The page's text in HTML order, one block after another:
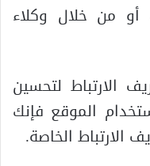
أو من خلال وكلاء
الارتباط لتحسين
الموقع فإنك
الخاصة.